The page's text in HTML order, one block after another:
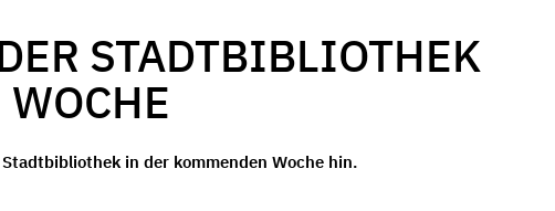
STADTBIBLIOTHEK
in der kommenden Woche hin.